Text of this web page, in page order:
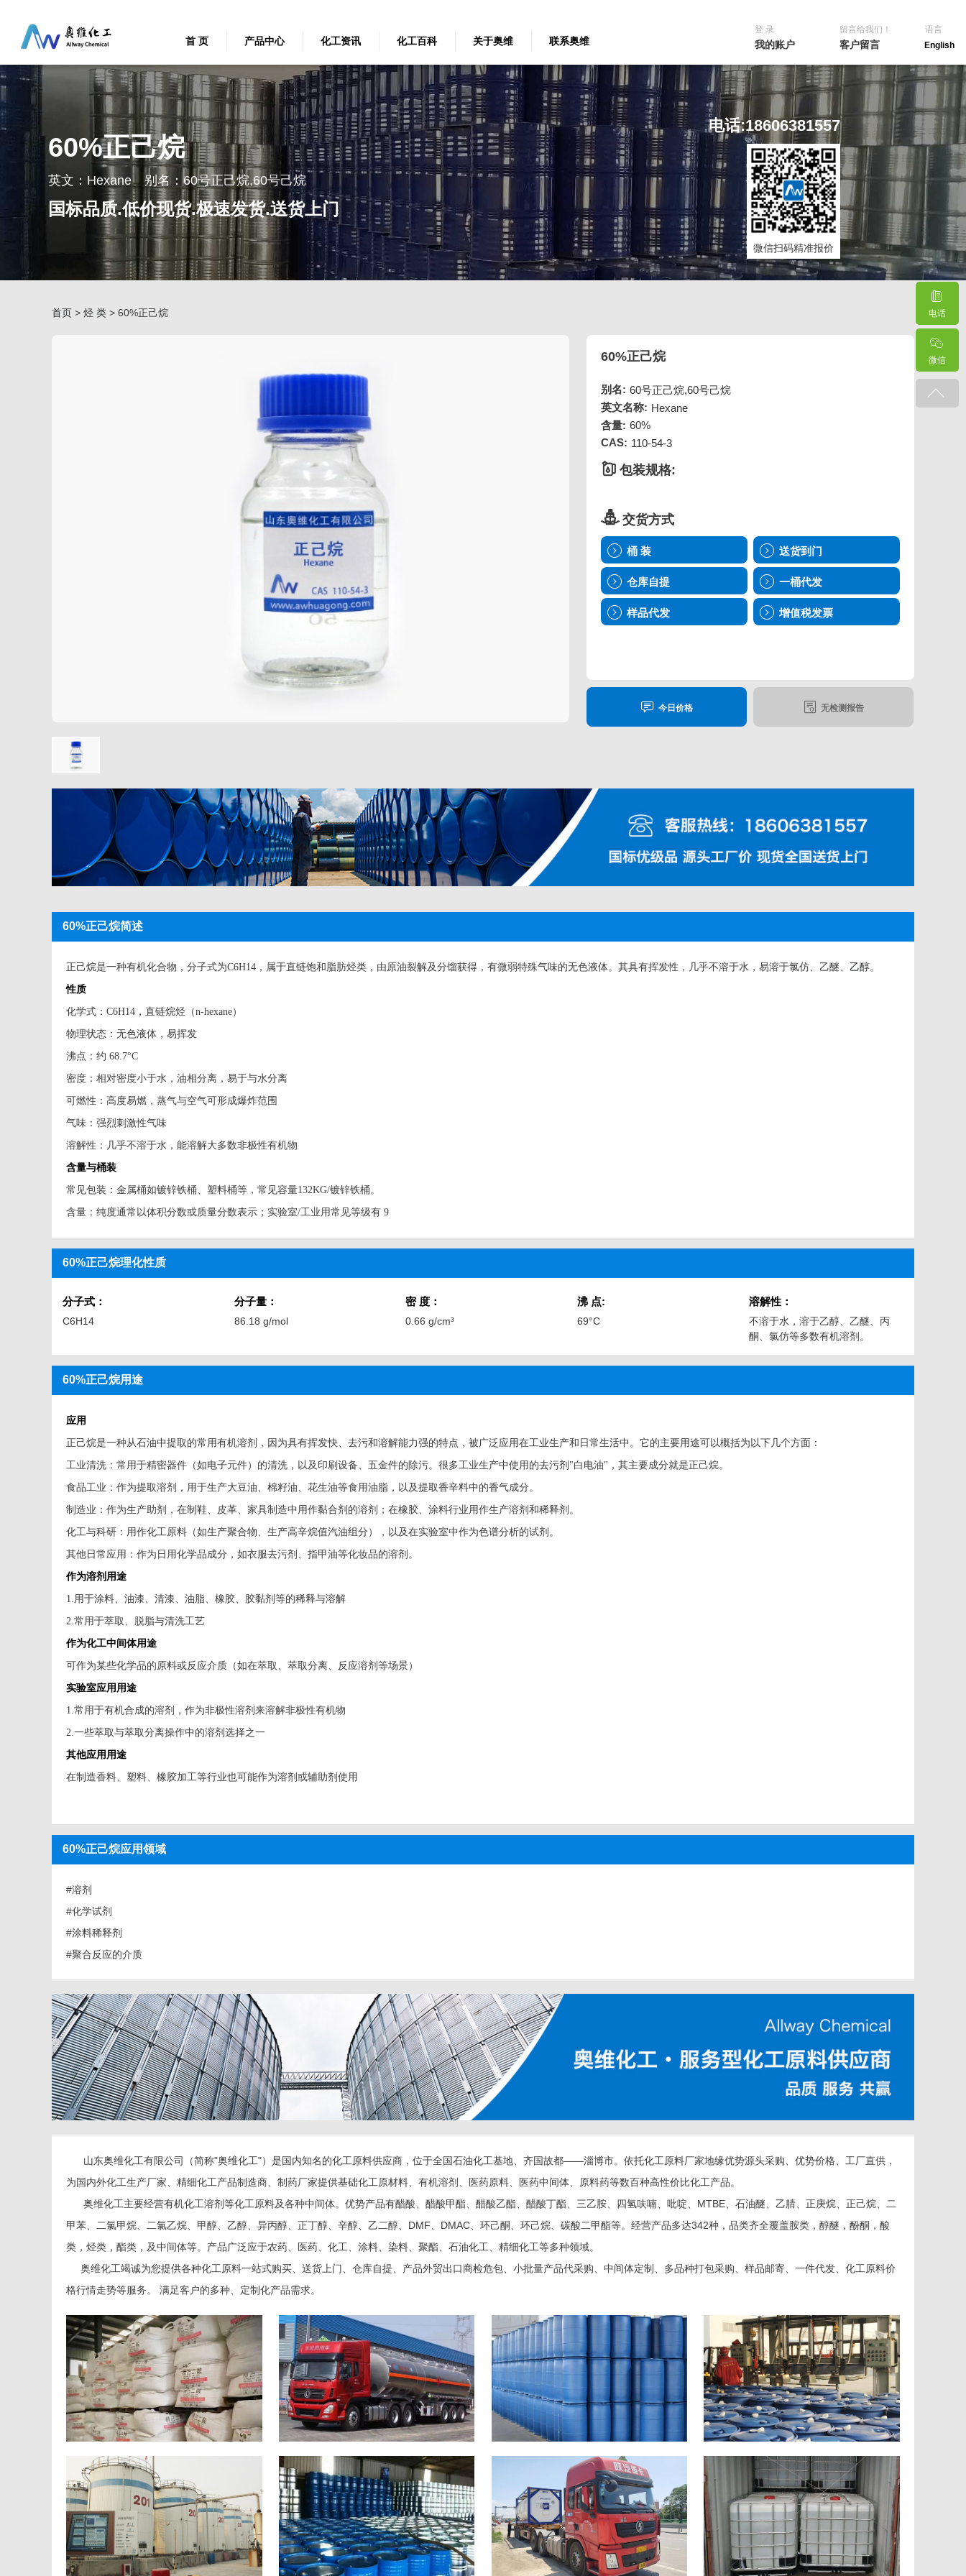
首 页 产品中心 化工资讯 化工百科 关于奥维 联系奥维
登 录
我的账户
留言给我们！
客户留言
语言
English
60%正己烷
英文：Hexane 别名：60号正己烷,60号己烷
国标品质.低价现货.极速发货.送货上门
电话:18606381557
微信扫码精准报价
首页 > 烃 类 > 60%正己烷
60%正己烷
别名: 60号正己烷,60号己烷
英文名称: Hexane
含量: 60%
CAS: 110-54-3
包装规格:
交货方式
桶 装 送货到门
仓库自提 一桶代发
样品代发 增值税发票
今日价格 无检测报告
60%正己烷简述
正己烷是一种有机化合物，分子式为C6H14，属于直链饱和脂肪烃类，由原油裂解及分馏获得，有微弱特殊气味的无色液体。其具有挥发性，几乎不溶于水，易溶于氯仿、乙醚、 乙醇。
性质
化学式：C6H14，直链烷烃（n-hexane）
物理状态：无色液体，易挥发
沸点：约 68.7°C
密度：相对密度小于水，油相分离，易于与水分离
可燃性：高度易燃，蒸气与空气可形成爆炸范围
气味：强烈刺激性气味
溶解性：几乎不溶于水，能溶解大多数非极性有机物
含量与桶装
常见包装：金属桶如镀锌铁桶、塑料桶等，常见容量132KG/镀锌铁桶。
含量：纯度通常以体积分数或质量分数表示；实验室/工业用常见等级有 9
60%正己烷理化性质
分子式：
C6H14
分子量：
86.18 g/mol
密 度：
0.66 g/cm³
沸 点:
69°C
溶解性：
不溶于水，溶于乙醇、乙醚、丙
酮、氯仿等多数有机溶剂。
60%正己烷用途
应用
正己烷是一种从石油中提取的常用有机溶剂，因为具有挥发快、去污和溶解能力强的特点，被广泛应用在工业生产和日常生活中。它的主要用途可以概括为以下几个方面：
工业清洗：常用于精密器件（如电子元件）的清洗，以及印刷设备、五金件的除污。很多工业生产中使用的去污剂"白电油"，其主要成分就是正己烷。
食品工业：作为提取溶剂，用于生产大豆油、棉籽油、花生油等食用油脂，以及提取香辛料中的香气成分。
制造业：作为生产助剂，在制鞋、皮革、家具制造中用作黏合剂的溶剂；在橡胶、涂料行业用作生产溶剂和稀释剂。
化工与科研：用作化工原料（如生产聚合物、生产高辛烷值汽油组分），以及在实验室中作为色谱分析的试剂。
其他日常应用：作为日用化学品成分，如衣服去污剂、指甲油等化妆品的溶剂。
作为溶剂用途
1.用于涂料、油漆、清漆、油脂、橡胶、胶黏剂等的稀释与溶解
2.常用于萃取、脱脂与清洗工艺
作为化工中间体用途
可作为某些化学品的原料或反应介质（如在萃取、萃取分离、反应溶剂等场景）
实验室应用用途
1.常用于有机合成的溶剂，作为非极性溶剂来溶解非极性有机物
2.一些萃取与萃取分离操作中的溶剂选择之一
其他应用用途
在制造香料、塑料、橡胶加工等行业也可能作为溶剂或辅助剂使用
60%正己烷应用领域
#溶剂
#化学试剂
#涂料稀释剂
#聚合反应的介质
山东奥维化工有限公司（简称"奥维化工"）是国内知名的化工原料供应商，位于全国石油化工基地、齐国故都——淄博市。依托化工原料厂家地缘优势源头采购、优势价格、工厂直供，
为国内外化工生产厂家、精细化工产品制造商、制药厂家提供基础化工原材料、有机溶剂、医药原料、医药中间体、原料药等数百种高性价比化工产品。
奥维化工主要经营有机化工溶剂等化工原料及各种中间体。优势产品有醋酸、醋酸甲酯、醋酸乙酯、醋酸丁酯、三乙胺、四氢呋喃、吡啶、MTBE、石油醚、乙腈、正庚烷、正己烷、二
甲苯、二氯甲烷、二氯乙烷、甲醇、乙醇、异丙醇、正丁醇、辛醇、乙二醇、DMF、DMAC、环己酮、环己烷、碳酸二甲酯等。经营产品多达342种，品类齐全覆盖胺类，醇醚，酚酮，酸
类，烃类，酯类，及中间体等。产品广泛应于农药、医药、化工、涂料、染料、聚酯、石油化工、精细化工等多种领域。
奥维化工竭诚为您提供各种化工原料一站式购买、送货上门、仓库自提、产品外贸出口商检危包、小批量产品代采购、中间体定制、多品种打包采购、样品邮寄、一件代发、化工原料价
格行情走势等服务。 满足客户的多种、定制化产品需求。
电话
微信